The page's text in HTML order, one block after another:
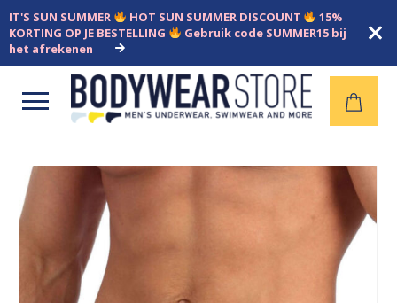
IT'S SUN SUMMER HOT SUN SUMMER DISCOUNT
15%
KORTING OP JE BESTELLING
Gebruik code SUMMER15 bij
het afrekenen
Open